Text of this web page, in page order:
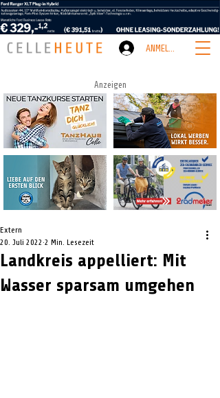
ANMELDEN
Anzeigen
Landkreis appelliert: Mit
Wasser sparsam umgehen
Extern
20. Juli 2022 2 Min. Lesezeit